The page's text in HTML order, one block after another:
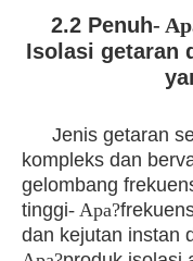
2.2 Penuh-
Isolasi getaran
Jenis getaran
kompleks dan
gelombang
tinggi- Apa?
dan kejutan instan